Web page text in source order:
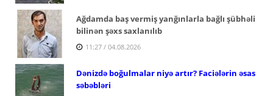
Ağdamda baş vermiş yanğınlarla bağlı şübhəli
bilinən şəxs saxlanılıb
11:27 / 04.08.2026
Dənizdə boğulmalar niyə artır? Faciələrin əsas
səbəbləri